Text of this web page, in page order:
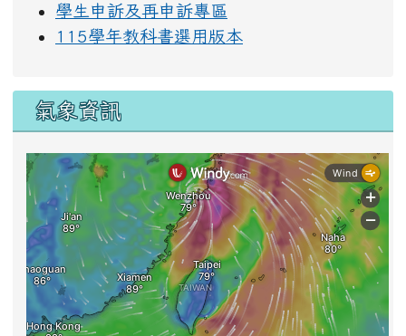
學生申訴及再申訴專區
115學年教科書選用版本
氣象資訊